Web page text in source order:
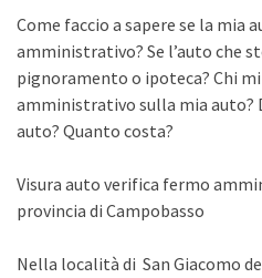
Come faccio a sapere se la mia
amministrativo? Se l’auto che
pignoramento o ipoteca? Chi
amministrativo sulla mia auto?
auto? Quanto costa?
Visura auto verifica fermo
provincia di Campobasso
Nella località di San Giacomo